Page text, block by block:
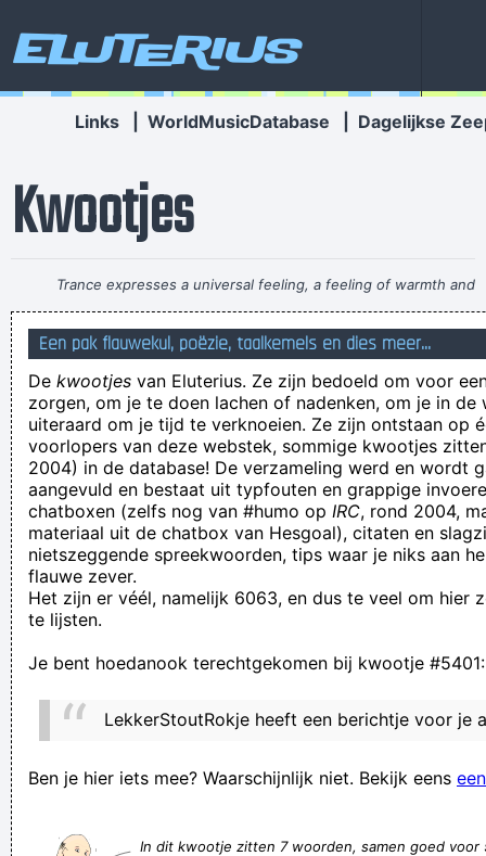
Eluterius
Links WorldMusicDatabase Dagelijkse
Kwootjes
Trance expresses a universal feeling, a feeling of warmth and
freedom. That’s why people lift their hands while dancing. For
some reason the Netherlands have some artists who express
that feeling, but actually it’s the Belgians who deserve all the
credit. You guys smoothed the path for us years ago.~
Armin Van Buuren
Super mooi beeld met 2 afstaandbeding
Vierkante spelden zijn advertenties
Persönliche Lieblingslieder von zwen ... Kommentare zu den
amononinium fonium
d'r urban wink durch...
Heeft er nog iemand bacteriën de stroom is op in Stad Stad
Afgezaagde reclameslagzinnen heruitgevonden
Mignolet houdt Club tot twee keer toe overeind in mottige
Een pak flauwekul, poëzie, taalkemels en dies meer...
De kwootjes van Eluterius. Ze zijn bedoeld om voor
zorgen, om je te doen lachen of nadenken, om je in de
uiteraard om je tijd te verknoeien. Ze zijn ontstaan op
voorlopers van deze webstek, sommige kwootjes
2004) in de database! De verzameling werd en wordt
aangevuld en bestaat uit typfouten en grappige
chatboxen (zelfs nog van #humo op IRC, rond 2004,
materiaal uit de chatbox van Hesgoal), citaten en
nietszeggende spreekwoorden, tips waar je niks aan
flauwe zever.
Het zijn er véél, namelijk 6063, en dus te veel om hier
te lijsten.
Je bent hoedanook terechtgekomen bij kwootje #5401:
LekkerStoutRokje heeft een berichtje voor je
Ben je hier iets mee? Waarschijnlijk niet. Bekijk eens
In dit kwootje zitten 7 woorden, samen goed